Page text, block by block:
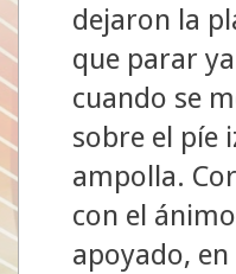
dejaron la
que parar
cuando se
sobre el píe
ampolla.
con el
apoyado,